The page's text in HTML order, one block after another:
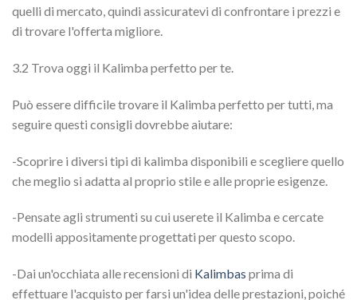
quelli di mercato, quindi assicuratevi di confrontare i prezzi e
di trovare l'offerta migliore.
3.2 Trova oggi il Kalimba perfetto per te.
Può essere difficile trovare il Kalimba perfetto per tutti, ma
seguire questi consigli dovrebbe aiutare:
-Scoprire i diversi tipi di kalimba disponibili e scegliere quello
che meglio si adatta al proprio stile e alle proprie esigenze.
-Pensate agli strumenti su cui userete il Kalimba e cercate
modelli appositamente progettati per questo scopo.
-Dai un'occhiata alle recensioni di Kalimbas prima di
effettuare l'acquisto per farsi un'idea delle prestazioni, poiché